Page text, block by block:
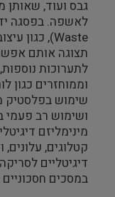
גבס ועוד, שאותן
לאשפה. בפסגה
Waste), כגון
תצוגה אותם
לתערוכות
וממוחזרים כגון
שימוש בפלסטיק
ושימוש רב פעמי
מינימליזם
קטלוגים,
דיגיטליים
במסכים